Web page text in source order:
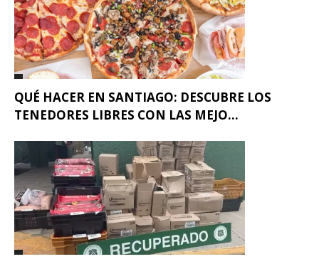
QUÉ HACER EN SANTIAGO: DESCUBRE LOS
TENEDORES LIBRES CON LAS MEJO...